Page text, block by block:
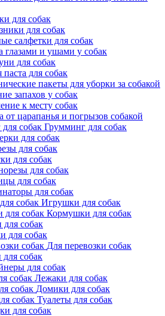
для собак
для собак
салфетки для собак
глазами и ушами у собак
для собак
паста для собак
пакеты для уборки за собакой
запахов у собак
к месту собак
от царапанья и погрызов собакой
Грумминг для собак
для собак
для собак
для собак
для собак
для собак
для собак
Игрушки для собак
Кормушки для собак
собак
для собак
Для перевозки собак
собак
для собак
Лежаки для собак
Домики для собак
Туалеты для собак
для собак